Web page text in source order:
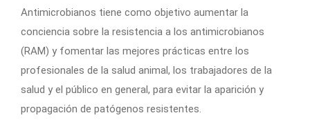
Antimicrobianos tiene como objetivo aumentar la
conciencia sobre la resistencia a los antimicrobianos
(RAM) y fomentar las mejores prácticas entre los
profesionales de la salud animal, los trabajadores de la
salud y el público en general, para evitar la aparición y
propagación de patógenos resistentes.